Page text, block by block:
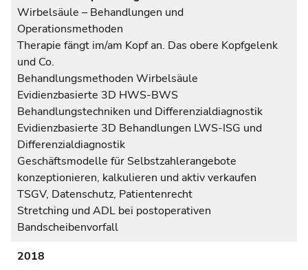
Wirbelsäule – Behandlungen und
Operationsmethoden
Therapie fängt im/am Kopf an. Das obere Kopfgelenk
und Co.
Behandlungsmethoden Wirbelsäule
Evidienzbasierte 3D HWS-BWS
Behandlungstechniken und Differenzialdiagnostik
Evidienzbasierte 3D Behandlungen LWS-ISG und
Differenzialdiagnostik
Geschäftsmodelle für Selbstzahlerangebote
konzeptionieren, kalkulieren und aktiv verkaufen
TSGV, Datenschutz, Patientenrecht
Stretching und ADL bei postoperativen
Bandscheibenvorfall
2018